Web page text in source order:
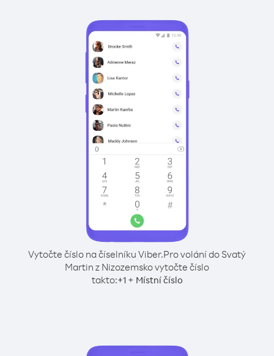
Vytočte číslo na číselníku Viber.Pro volání do Svatý
Martin z Nizozemsko vytočte číslo
takto:+1+ Místní číslo